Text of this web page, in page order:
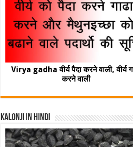
Virya gadha वीर्य पैदा करने वाली, वीर्य
करने वाली
Kalonji In Hindi